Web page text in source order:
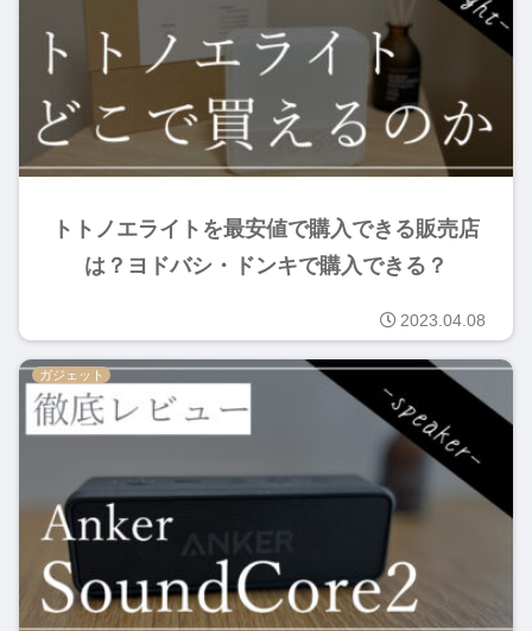
トトノエライトを最安値で購入できる販売店
は？ヨドバシ・ドンキで購入できる？
2023.04.08
ガジェット